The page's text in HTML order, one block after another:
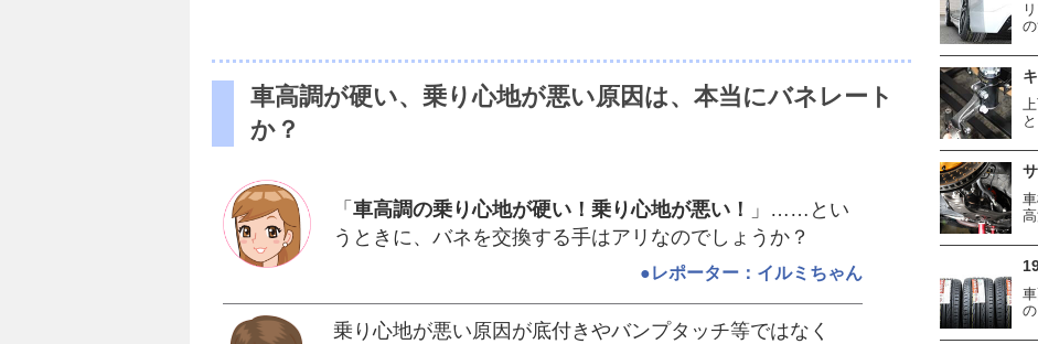
車高調が硬い、乗り心地が悪い原因は、本当にバネレート
か？
「 車高調の乗り心地が硬い！乗り心地が悪い！
」……とい
うときに、バネを交換する手はアリなのでしょうか？
●レポーター：イルミちゃん
乗り心地が悪い原因が底付きやバンプタッチ等ではなく